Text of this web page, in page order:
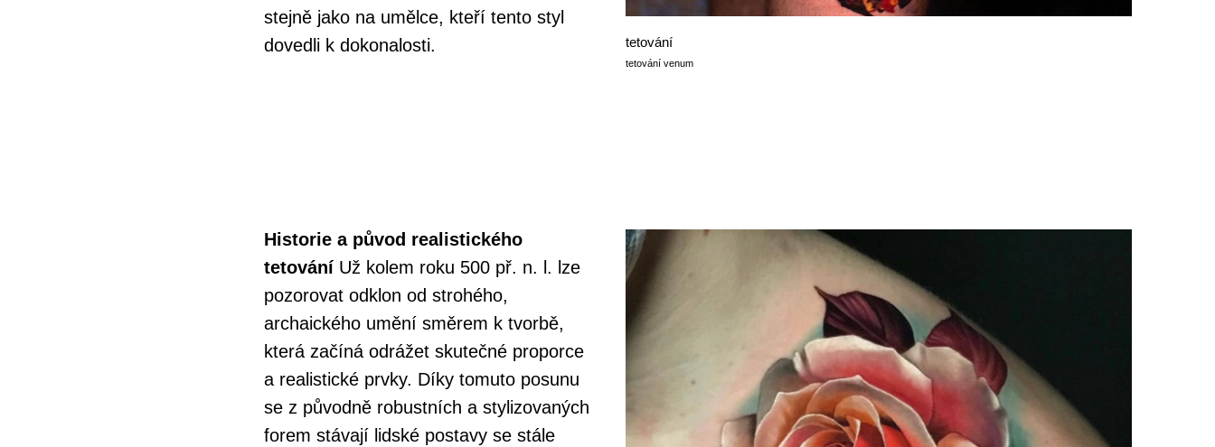
stejně jako na umělce, kteří tento styl
dovedli k dokonalosti.
tetování
tetování venum
Historie a původ realistického
tetování Už kolem roku 500 př. n. l. lze
pozorovat odklon od strohého,
archaického umění směrem k tvorbě,
která začíná odrážet skutečné proporce
a realistické prvky. Díky tomuto posunu
se z původně robustních a stylizovaných
forem stávají lidské postavy se stále